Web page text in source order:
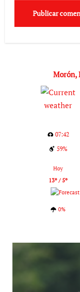
Morón,
07:42
59%
Hoy
13º / 5º
0%